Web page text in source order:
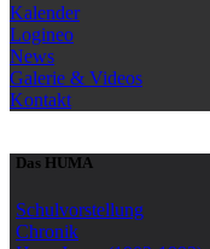
Kalender
Logineo
News
Galerie & Videos
Kontakt
Das HUMA
Schulvorstellung
Chronik